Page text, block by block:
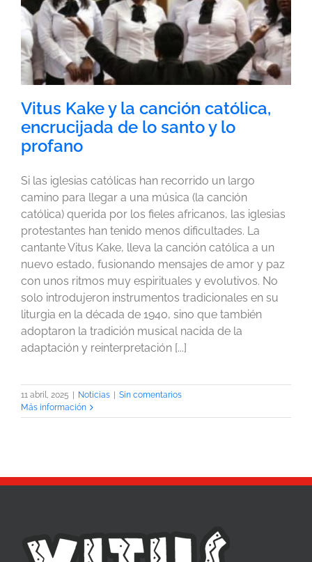
Vitus Kake y la canción católica,
encrucijada de lo santo y lo
profano
Si las iglesias católicas han recorrido un largo
camino para llegar a una música (la canción
católica) querida por los fieles africanos, las iglesias
protestantes han tenido menos dificultades. La
cantante Vitus Kake, lleva la canción católica a un
nuevo estado, fusionando mensajes de amor y paz
con unos ritmos muy espirituales y evolutivos. No
solo introdujeron instrumentos tradicionales en su
liturgia en la década de 1940, sino que también
adoptaron la tradición musical nacida de la
adaptación y reinterpretación [...]
11 abril, 2025 Noticias
Sin comentarios
Más información